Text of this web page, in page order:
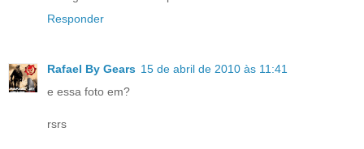
Responder
Rafael By Gears 15 de abril de 2010 às 11:41
e essa foto em?
rsrs